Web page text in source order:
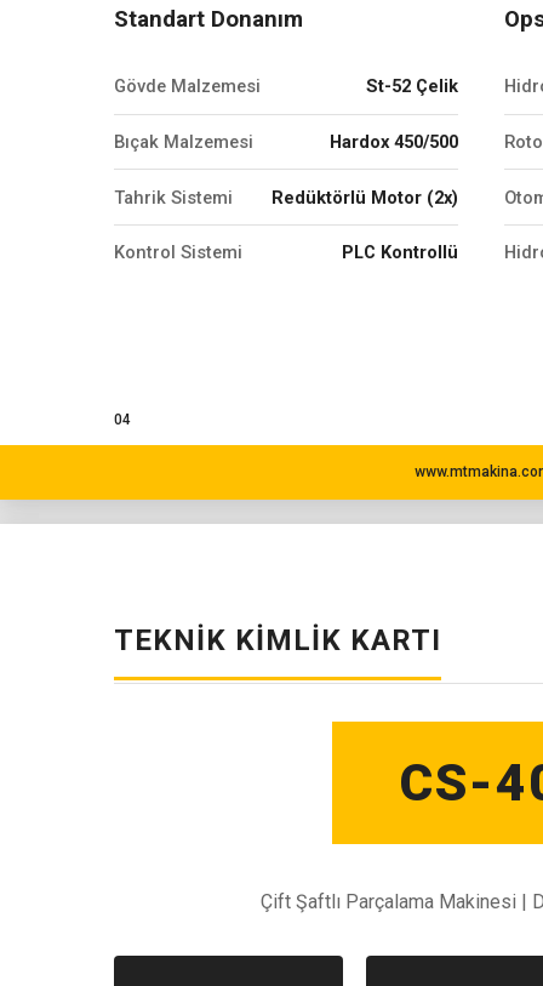
Standart Donanım
Gövde Malzemesi St-52 Çelik
Bıçak Malzemesi Hardox 450/500
Tahrik Sistemi Redüktörlü Motor (2x)
Kontrol Sistemi PLC Kontrollü
04
TEKNIK KIMLIK KARTI
CS-
Çift Şaftlı Parçalama Makinesi |